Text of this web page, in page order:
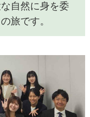
自然に身を委
旅です。